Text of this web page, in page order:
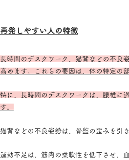
再発しやすい人の特徴
長時間のデスクワーク、猫背などの不良
高めます。これらの要因は、体の特定の
特に、長時間のデスクワークは、腰椎に
す。
猫背などの不良姿勢は、骨盤の歪みを引
運動不足は、筋肉の柔軟性を低下させ、